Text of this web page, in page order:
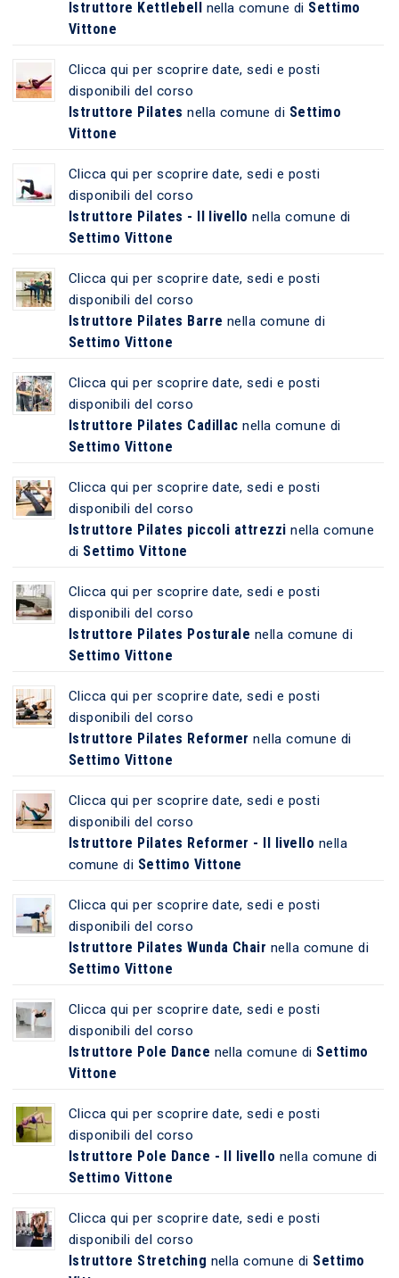
Istruttore Kettlebell nella comune di Settimo
Vittone
Clicca qui per scoprire date, sedi e posti
disponibili del corso
Istruttore Pilates nella comune di Settimo
Vittone
Clicca qui per scoprire date, sedi e posti
disponibili del corso
Istruttore Pilates - II livello nella comune di
Settimo Vittone
Clicca qui per scoprire date, sedi e posti
disponibili del corso
Istruttore Pilates Barre nella comune di
Settimo Vittone
Clicca qui per scoprire date, sedi e posti
disponibili del corso
Istruttore Pilates Cadillac nella comune di
Settimo Vittone
Clicca qui per scoprire date, sedi e posti
disponibili del corso
Istruttore Pilates piccoli attrezzi nella comune
di Settimo Vittone
Clicca qui per scoprire date, sedi e posti
disponibili del corso
Istruttore Pilates Posturale nella comune di
Settimo Vittone
Clicca qui per scoprire date, sedi e posti
disponibili del corso
Istruttore Pilates Reformer nella comune di
Settimo Vittone
Clicca qui per scoprire date, sedi e posti
disponibili del corso
Istruttore Pilates Reformer - II livello nella
comune di Settimo Vittone
Clicca qui per scoprire date, sedi e posti
disponibili del corso
Istruttore Pilates Wunda Chair nella comune di
Settimo Vittone
Clicca qui per scoprire date, sedi e posti
disponibili del corso
Istruttore Pole Dance nella comune di Settimo
Vittone
Clicca qui per scoprire date, sedi e posti
disponibili del corso
Istruttore Pole Dance - II livello nella comune di
Settimo Vittone
Clicca qui per scoprire date, sedi e posti
disponibili del corso
Istruttore Stretching nella comune di Settimo